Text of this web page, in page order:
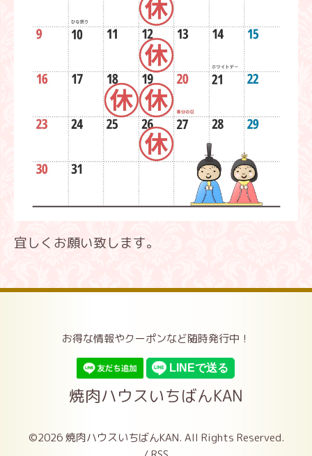
宜しくお願い致します。
お得な情報やクーポンなど随時発行中！
焼肉ハウスいちばんKAN
©2026焼肉ハウスいちばんKAN. All Rights Reserved.